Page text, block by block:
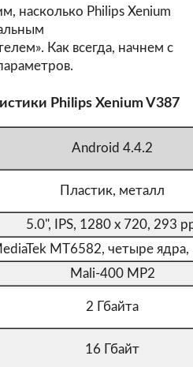
насколько Philips Xenium
Как всегда, начнем с
Philips Xenium V387
Android 4.4.2
Пластик, металл
5.0", IPS, 1280 x 720, 293
MT6582, четыре ядра,
Mali-400 MP2
2 Гбайта
16 Гбайт